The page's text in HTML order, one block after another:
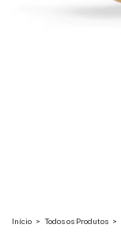
Início > Todos os Produtos >